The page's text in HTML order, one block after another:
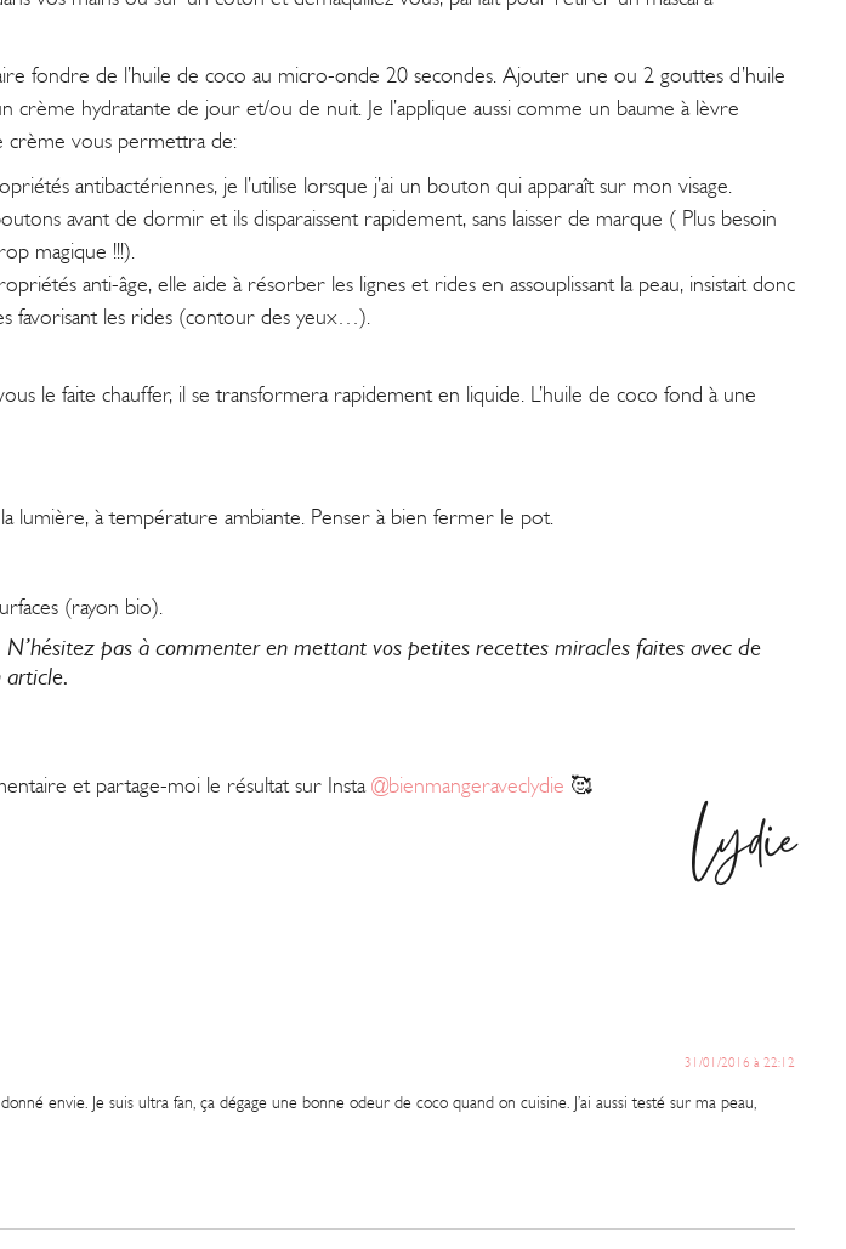
fondre de l’huile de coco au micro-onde 20 secondes. Ajouter une ou 2 gouttes d’huile
crème hydratante de jour et/ou de nuit. Je l’applique aussi comme un baume à lèvre
vous permettra de:
antibactériennes, je l’utilise lorsque j’ai un bouton qui apparaît sur mon visage.
avant de dormir et ils disparaissent rapidement, sans laisser de marque ( Plus besoin
magique !!!).
anti-âge, elle aide à résorber les lignes et rides en assouplissant la peau, insistait donc
favorisant les rides (contour des yeux…).
le faite chauffer, il se transformera rapidement en liquide. L’huile de coco fond à une
la lumière, à température ambiante. Penser à bien fermer le pot.
(rayon bio).
N’hésitez pas à commenter en mettant vos petites recettes miracles faites avec de
article.
et partage-moi le résultat sur Insta @bienmangeraveclydie 🥰
Lydie
31/01/2016 à 22:12
envie. Je suis ultra fan, ça dégage une bonne odeur de coco quand on cuisine. J’ai aussi testé sur ma peau,